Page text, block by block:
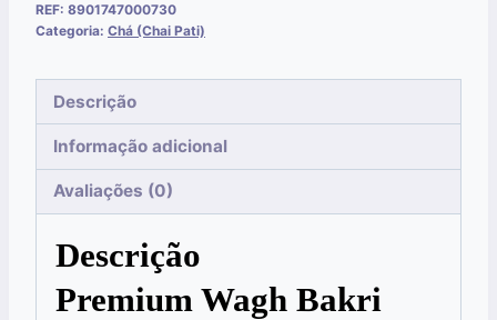
REF: 8901747000730
Categoria: Chá (Chai Pati)
Descrição
Informação adicional
Avaliações (0)
Descrição
Premium Wagh Bakri